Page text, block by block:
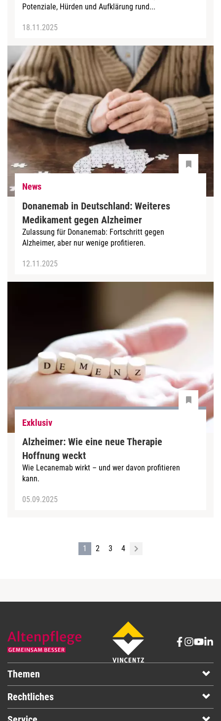
Potenziale, Hürden und Aufklärung rund...
18.11.2025
News
Donanemab in Deutschland: Weiteres
Medikament gegen Alzheimer
Zulassung für Donanemab: Fortschritt gegen
Alzheimer, aber nur wenige profitieren.
12.11.2025
Exklusiv
Alzheimer: Wie eine neue Therapie
Hoffnung weckt
Wie Lecanemab wirkt – und wer davon profitieren
kann.
05.09.2025
1 2 3 4
Themen
Rechtliches